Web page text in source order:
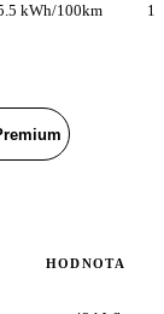
kWh/100km
HODNOTA